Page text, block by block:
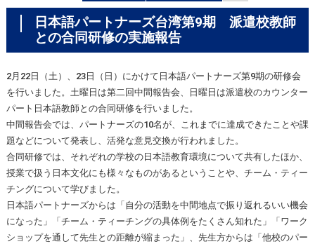
日本語パートナーズ台湾第9期 派遣校教師
との合同研修の実施報告
2月22日（土）、23日（日）にかけて日本語パートナーズ第9期の研修会
を行いました。土曜日は第二回中間報告会、日曜日は派遣校のカウンター
パート日本語教師との合同研修を行いました。
中間報告会では、パートナーズの10名が、これまでに達成できたことや課
題などについて発表し、活発な意見交換が行われました。
合同研修では、それぞれの学校の日本語教育環境について共有したほか、
授業で扱う日本文化にも様々なものがあるということや、チーム・ティー
チングについて学びました。
日本語パートナーズからは「自分の活動を中間地点で振り返れるいい機会
になった」「チーム・ティーチングの具体例をたくさん知れた」「ワーク
ショップを通して先生との距離が縮まった」、先生方からは「他校のパー